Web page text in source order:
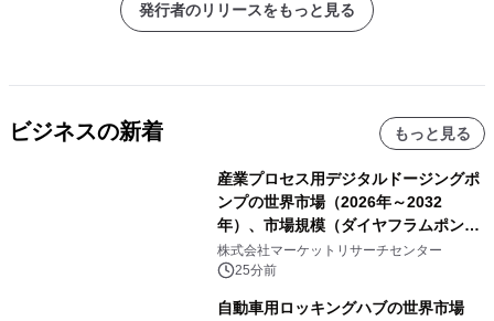
発行者のリリースをもっと見る
ビジネスの新着 もっと見る
産業プロセス用デジタルドージングポ
ンプの世界市場（2026年～2032
年）、市場規模（ダイヤフラムポン
プ、ペリスタルティックポンプ、その
他）・分析レポートを発表
株式会社マーケットリサーチセンター
25分前
自動車用ロッキングハブの世界市場